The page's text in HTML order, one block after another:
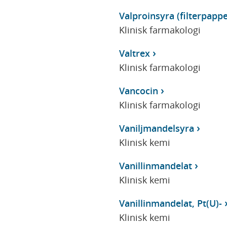
Valproinsyra
Klinisk farmakologi
Valtrex
Klinisk farmakologi
Vancocin
Klinisk farmakologi
Vaniljmandelsyra
Klinisk kemi
Vanillinmandelat
Klinisk kemi
Vanillinmandelat, Pt(U)-
Klinisk kemi